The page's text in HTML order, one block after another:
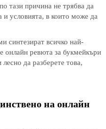
тази причина не трябва да
и условията, в които може да
синтезират всичко най-
онлайн ревюта за букмейкъри
да разберете това,
на онлайн